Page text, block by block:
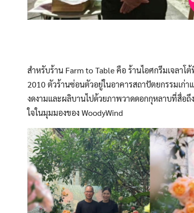
for:
สำหรับร้าน Farm to Table คือ ร้านไอศกรีมเจลา
2010 ตัวร้านซ่อนตัวอยู่ในอาคารสถาปัตยกรรมเก่
งดงามและผลิบานไปด้วยภาพวาดดอกกุหลาบที่สื่อถึ
ใจในมุมมองของ WoodyWind